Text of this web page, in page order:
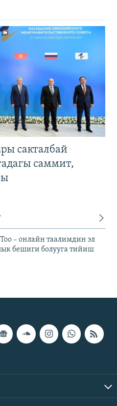
сакталбай
саммит,
– онлайн таалимдин эл
бешиги болууга тийиш